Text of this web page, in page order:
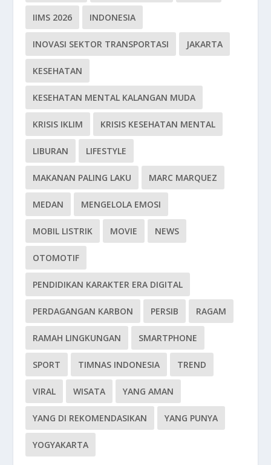
IIMS 2026 INDONESIA
INOVASI SEKTOR TRANSPORTASI JAKARTA
KESEHATAN
KESEHATAN MENTAL KALANGAN MUDA
KRISIS IKLIM KRISIS KESEHATAN MENTAL
LIBURAN LIFESTYLE
MAKANAN PALING LAKU MARC MARQUEZ
MEDAN MENGELOLA EMOSI
MOBIL LISTRIK MOVIE NEWS
OTOMOTIF
PENDIDIKAN KARAKTER ERA DIGITAL
PERDAGANGAN KARBON PERSIB RAGAM
RAMAH LINGKUNGAN SMARTPHONE
SPORT TIMNAS INDONESIA TREND
VIRAL WISATA YANG AMAN
YANG DI REKOMENDASIKAN YANG PUNYA
YOGYAKARTA